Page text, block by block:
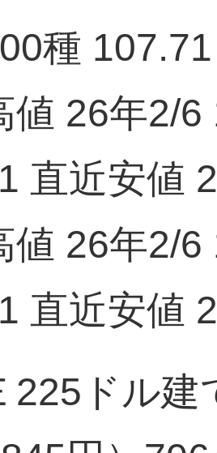
種
値 26年2/
直近安値
値 26年2/
直近安値
225ドル